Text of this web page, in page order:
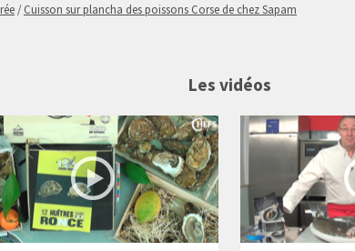
/Cuisson sur plancha des poissons Corse de chez Sapam
Les vidéos